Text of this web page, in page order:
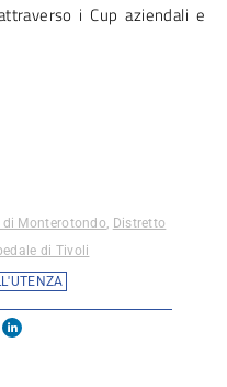
i Cup aziendali e
di Monterotondo, Distretto
di Tivoli